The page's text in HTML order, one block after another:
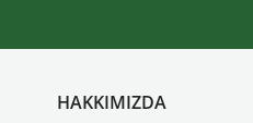
HAKKIMIZDA